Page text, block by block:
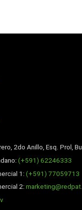
2do Anillo, Esq. Prol,
(+591) 62246333
1:(+591) 77059713
2: